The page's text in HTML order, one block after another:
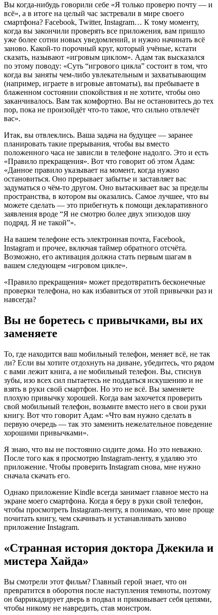
Вы когда-нибудь говорили себе «Я только проверю почту — и
всё», а в итоге на целый час застревали в мире своего
смартфона? Facebook, Twitter, Instagram… К тому моменту,
когда вы закончили проверять все приложения, вам пришло
уже более сотни новых уведомлений, и нужно начинать всё
заново. Какой-то порочный круг, который учёные, кстати
сказать, называют «игровым циклом». Адам так высказался
по этому поводу: «Суть “игрового цикла” состоит в том, что
когда вы заняты чем-либо увлекательным и захватывающим
(например, играете в игровые автоматы), вы пребываете в
блаженном состоянии спокойствия и не хотите, чтобы оно
заканчивалось. Вам так комфортно. Вы не остановитесь до тех
пор, пока не произойдёт что-то такое, что сильно отвлечёт
вас».
Итак, вы отвлеклись. Ваша задача на будущее — заранее
планировать такие прерывания, чтобы вы вместо
положенного часа не зависли в телефоне надолго. Это и есть
«Правило прекращения». Вот что говорит об этом Адам:
«Данное правило указывает на момент, когда нужно
остановиться. Оно прерывает забытье и заставляет вас
задуматься о чём-то другом. Оно вытаскивает вас за пределы
пространства, в котором вы оказались. Самое лучшее, что вы
можете сделать — это прибегнуть к помощи декларативного
заявления вроде “Я не смотрю более двух эпизодов шоу
подряд. Я не такой”».
На вашем телефоне есть электронная почта, Facebook,
Instagram и прочее, включая таймер обратного отсчёта.
Возможно, его активация должна стать первым шагам в
вашем следующем «игровом цикле».
«Правило прекращения» может предотвратить бесконечные
проверки телефона, но как избавиться от этой привычки раз и
навсегда?
Вы не боретесь с привычками, вы их
заменяете
То, где находится ваш мобильный телефон, меняет всё, не так
ли? Если вы хотите отдохнуть на диване, убедитесь, что рядом
с вами лежит книга, а не мобильный телефон. Вы, стиснув
зубы, изо всех сил пытаетесь не поддаться искушению и не
взять в руки свой смартфон. Но это не всё. Вы заменяете
плохую привычку хорошей. Когда вам захочется проверить
свой мобильный телефон, возьмите вместо него в свои руки
книгу. Вот что говорит Адам: «Что вам нужно сделать в
первую очередь — так это заменить нежелательное поведение
хорошими привычками».
Я знаю, что вы не постоянно сидите дома. Но это неважно.
После того как я просмотрю Instagram-ленту, я удаляю это
приложение. Чтобы проверить Instagram снова, мне нужно
сначала скачать его.
Однако приложение Kindle всегда занимает главное место на
экране моего смартфона. Когда я беру в руки свой телефон,
чтобы просмотреть Instagram-ленту, я понимаю, что мне проще
почитать книгу, чем скачивать и устанавливать заново
приложение Instagram.
«Странная история доктора Джекила и
мистера Хайда»
Вы смотрели этот фильм? Главный герой знает, что он
превратится в оборотня после наступления темноты, поэтому
он баррикадирует дверь в подвал и приковывает себя цепями,
чтобы никому не навредить, став монстром.